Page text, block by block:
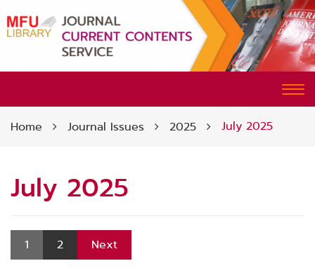
CURRENT CONTENTS SERVICE
Home Journal Issues 2025 July 2025
July 2025
1 2 Next